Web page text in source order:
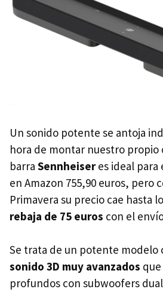
Un sonido potente se antoja
hora de montar nuestro propio
barra Sennheiseres ideal para
en Amazon 755,90 euros, pero
Primavera su precio cae hasta
rebaja de 75 euros con el
Se trata de un potente modelo
sonido 3D muy avanzados
profundos con subwoofers